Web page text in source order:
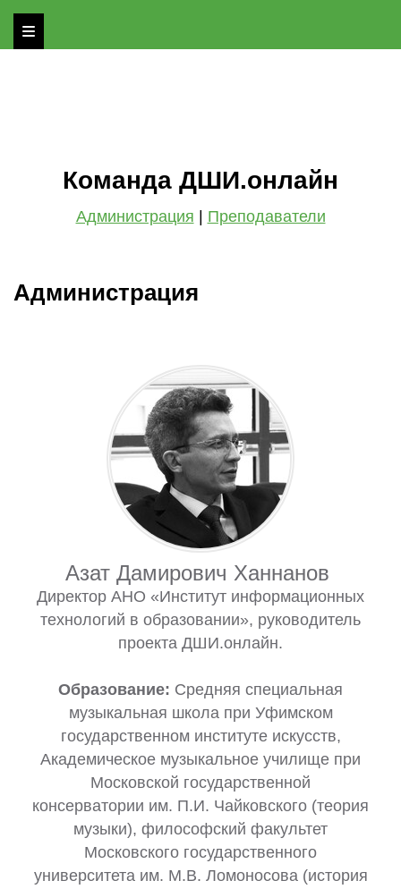
Команда ДШИ.онлайн
Администрация Преподаватели
Ссылка на это место страницы:
Администрация
Азат Дамирович Ханнанов
Директор АНО «Институт информационных
технологий в образовании», руководитель
проекта ДШИ.онлайн.
Образование: Средняя специальная
музыкальная школа при Уфимском
государственном институте искусств,
Академическое музыкальное училище при
Московской государственной
консерватории им. П.И. Чайковского (теория
музыки), философский факультет
Московского государственного
университета им. М.В. Ломоносова (история